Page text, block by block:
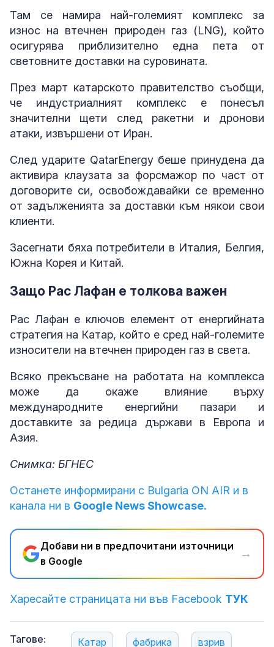
Там се намира най-големият комплекс за
износ на втечнен природен газ (LNG), който
осигурява приблизително една пета от
световните доставки на суровината.
През март катарското правителство съобщи,
че индустриалният комплекс е понесъл
значителни щети след ракетни и дронови
атаки, извършени от Иран.
След ударите QatarEnergy беше принудена да
активира клаузата за форсмажор по част от
договорите си, освобождавайки се временно
от задълженията за доставки към някои свои
клиенти.
Засегнати бяха потребители в Италия, Белгия,
Южна Корея и Китай.
Защо Рас Лафан е толкова важен
Рас Лафан е ключов елемент от енергийната
стратегия на Катар, който е сред най-големите
износители на втечнен природен газ в света.
Всяко прекъсване на работата на комплекса
може да окаже влияние върху
международните енергийни пазари и
доставките за редица държави в Европа и
Азия.
Снимка: БГНЕС
Останете информирани с Bulgaria ON AIR и в
канала ни в Google News Showcase.
Добави ни в предпочитани източници
в Google
→
Харесайте страницата ни във Facebook ТУК
Тагове: Катар фабрика взрив